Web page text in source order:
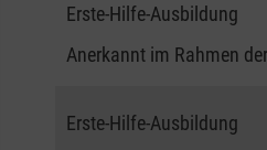
Erste-Hilfe-Ausbildung
Anerkannt im Rahmen
Erste-Hilfe-Ausbildung